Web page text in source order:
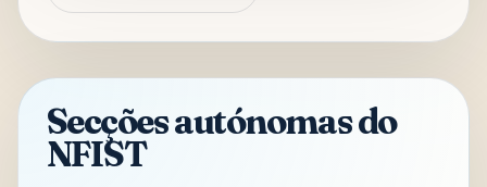
Secções autónomas do
NFIST